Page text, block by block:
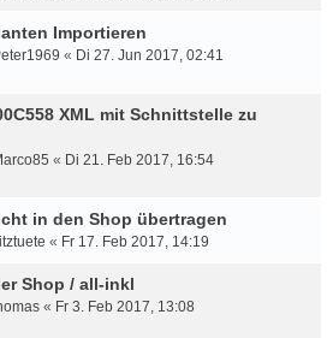
Importieren
« Di 27. Jun 2017, 02:41
XML mit Schnittstelle zu
« Di 21. Feb 2017, 16:54
in den Shop übertragen
« Fr 17. Feb 2017, 14:19
Shop / all-inkl
« Fr 3. Feb 2017, 13:08